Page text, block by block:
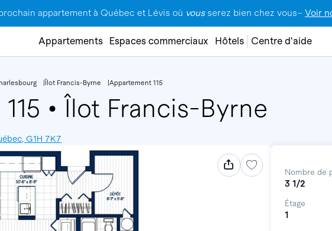
appartement à Québec et Lévis où vous serez bien chez vous– Voir
Appartements Espaces commerciaux Hôtels Centre d'aide
Îlot Francis-Byrne Appartement 115
• Îlot Francis-Byrne
G1H 7K7
Nombre de
3 1/2
Étage
1